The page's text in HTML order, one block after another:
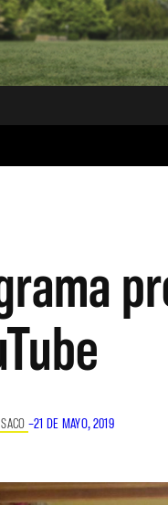
–21 DE MAYO, 2019